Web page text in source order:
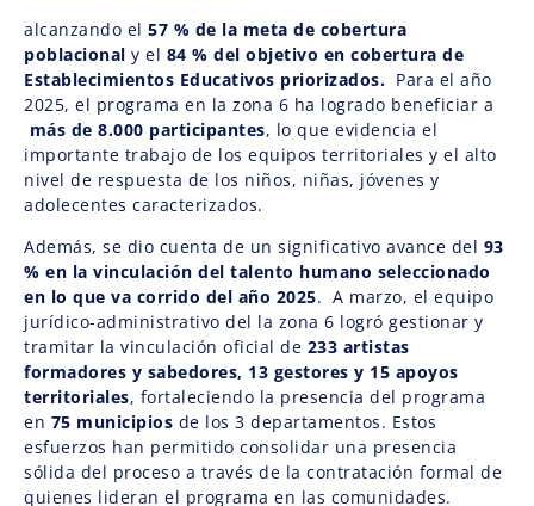
alcanzando el 57 % de la meta de cobertura
poblacional y el 84 % del objetivo en cobertura de
Establecimientos Educativos priorizados. Para el año
2025, el programa en la zona 6 ha logrado beneficiar a
más de 8.000 participantes, lo que evidencia el
importante trabajo de los equipos territoriales y el alto
nivel de respuesta de los niños, niñas, jóvenes y
adolecentes caracterizados.
Además, se dio cuenta de un significativo avance del 93
% en la vinculación del talento humano seleccionado
en lo que va corrido del año 2025. A marzo, el equipo
jurídico-administrativo del la zona 6 logró gestionar y
tramitar la vinculación oficial de 233 artistas
formadores y sabedores, 13 gestores y 15 apoyos
territoriales, fortaleciendo la presencia del programa
en 75 municipios de los 3 departamentos. Estos
esfuerzos han permitido consolidar una presencia
sólida del proceso a través de la contratación formal de
quienes lideran el programa en las comunidades.